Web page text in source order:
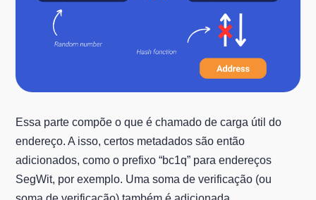
Essa parte compõe o que é chamado de carga útil do
endereço. A isso, certos metadados são então
adicionados, como o prefixo “bc1q” para endereços
SegWit, por exemplo. Uma soma de verificação (ou